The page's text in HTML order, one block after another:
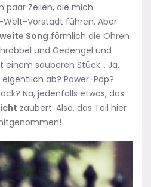
paar Zeilen, die mich
Welt-Vorstadt führen. Aber
Song förmlich die Ohren
und Gedengel und
einem sauberen Stück… Ja,
ab? Power-Pop?
Na, jedenfalls etwas, das
zaubert. Also, das Teil hier